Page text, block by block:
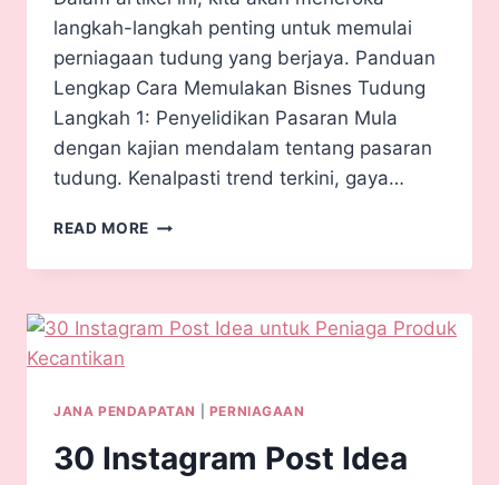
langkah-langkah penting untuk memulai
perniagaan tudung yang berjaya. Panduan
Lengkap Cara Memulakan Bisnes Tudung
Langkah 1: Penyelidikan Pasaran Mula
dengan kajian mendalam tentang pasaran
tudung. Kenalpasti trend terkini, gaya…
READ MORE
JANA PENDAPATAN PERNIAGAAN
30 Instagram Post Idea